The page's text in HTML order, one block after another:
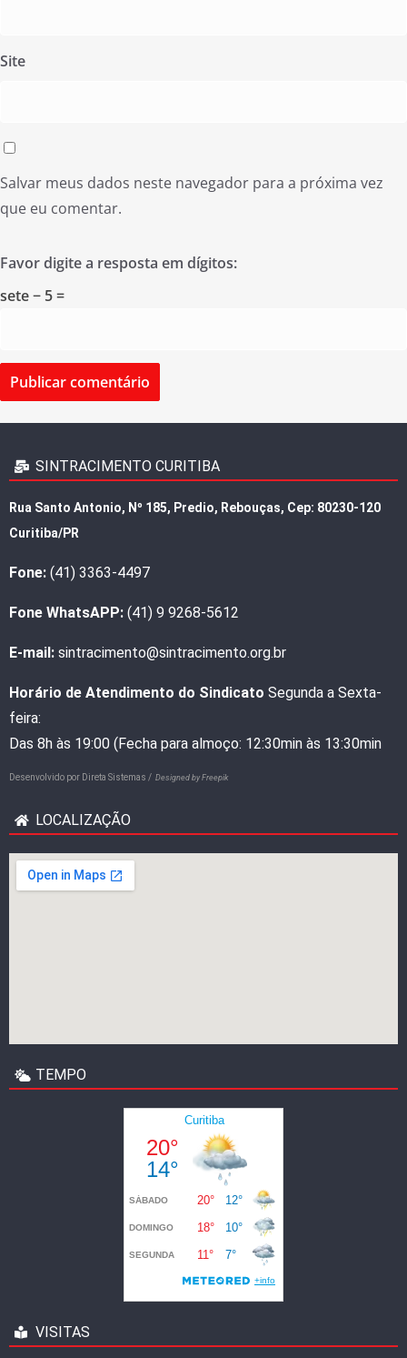
Site
Salvar meus dados neste navegador para a próxima vez
que eu comentar.
Favor digite a resposta em dígitos:
sete − 5 =
SINTRACIMENTO CURITIBA
Rua Santo Antonio, Nº 185, Predio, Rebouças, Cep: 80230-120
Curitiba/PR
Fone: (41) 3363-4497
Fone WhatsAPP: (41) 9 9268-5612
E-mail: sintracimento@sintracimento.org.br
Horário de Atendimento do Sindicato Segunda a Sexta-
feira:
Das 8h às 19:00 (Fecha para almoço: 12:30min às 13:30min
Desenvolvido por Direta Sistemas / Designed by Freepik
LOCALIZAÇÃO
TEMPO
VISITAS